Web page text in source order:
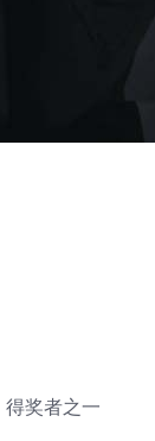
奖者之一